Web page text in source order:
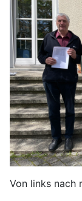
Von links nach